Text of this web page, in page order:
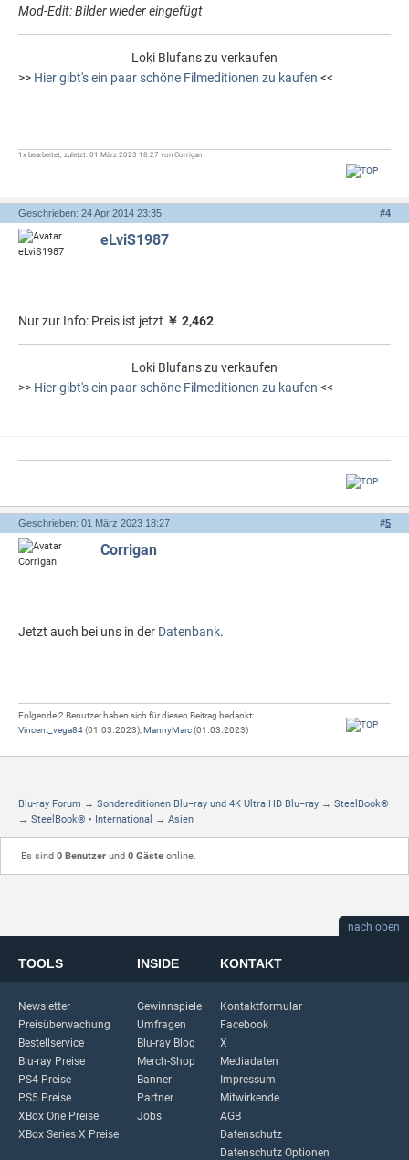
Mod-Edit: Bilder wieder eingefügt
Loki Blufans zu verkaufen
>> Hier gibt's ein paar schöne Filmeditionen zu kaufen <<
1x bearbeitet, zuletzt: 01 März 2023 18:27 von Corrigan
#4
Geschrieben: 24 Apr 2014 23:35
eLviS1987
Nur zur Info: Preis ist jetzt ￥ 2,462.
Loki Blufans zu verkaufen
>> Hier gibt's ein paar schöne Filmeditionen zu kaufen <<
#5
Geschrieben: 01 März 2023 18:27
Corrigan
Jetzt auch bei uns in der Datenbank.
Folgende 2 Benutzer haben sich für diesen Beitrag bedankt:
Vincent_vega84(01.03.2023), MannyMarc(01.03.2023)
Blu-ray Forum → Sondereditionen Blu−ray und 4K Ultra HD Blu−ray → SteelBook®
→ SteelBook® • International → Asien
Es sind 0 Benutzerund 0 Gästeonline.
nach oben
TOOLS
Newsletter
Preisüberwachung
Bestellservice
Blu-ray Preise
PS4 Preise
PS5 Preise
XBox One Preise
XBox Series X Preise
INSIDE
Gewinnspiele
Umfragen
Blu-ray Blog
Merch-Shop
Banner
Partner
Jobs
KONTAKT
Kontaktformular
Facebook
X
Mediadaten
Impressum
Mitwirkende
AGB
Datenschutz
Datenschutz Optionen